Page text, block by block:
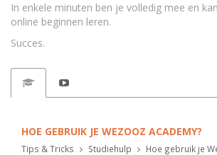
In enkele minuten ben je volledig mee en
online beginnen leren.
Succes.
HOE GEBRUIK JE WEZOOZ ACADEMY?
Tips & Tricks Studiehulp Hoe gebruik je